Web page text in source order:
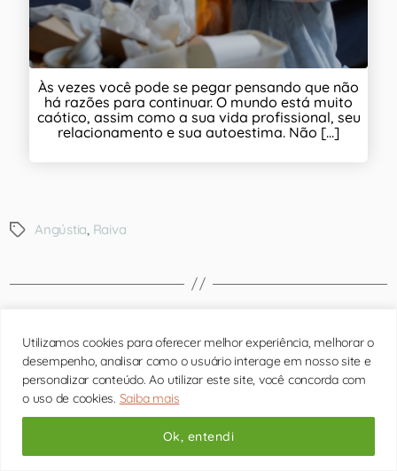
Utilizamos cookies para oferecer melhor experiência, melhorar o
desempenho, analisar como o usuário interage em nosso site e
personalizar conteúdo. Ao utilizar este site, você concorda com
o uso de cookies. Saiba mais
Ok, entendi
Às vezes você pode se pegar pensando que não
há razões para continuar. O mundo está muito
caótico, assim como a sua vida profissional, seu
relacionamento e sua autoestima. Não [...]
Angústia Raiva
Buscar Ajuda
→
Técnicas de Concentração para o Dia a Dia